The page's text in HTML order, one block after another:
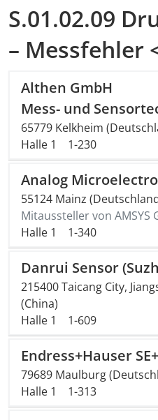
S.01.02.09
– Messfehler
Althen GmbH
Mess- und
65779 Kelkheim
Halle 1
1-230
Analog
55124 Mainz
Mitaussteller von AMSYS
Halle 1
1-340
Danrui Sensor
215400 Taicang City,
(China)
Halle 1
1-609
Endress+Hauser
79689 Maulburg
Halle 1
1-313